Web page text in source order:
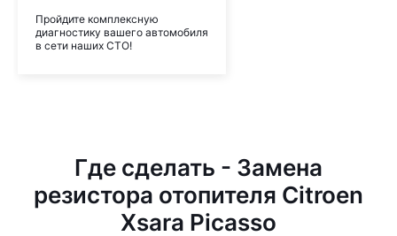
Пройдите комплексную
диагностику вашего автомобиля
в сети наших СТО!
Где сделать - Замена
резистора отопителя Citroen
Xsara Picasso